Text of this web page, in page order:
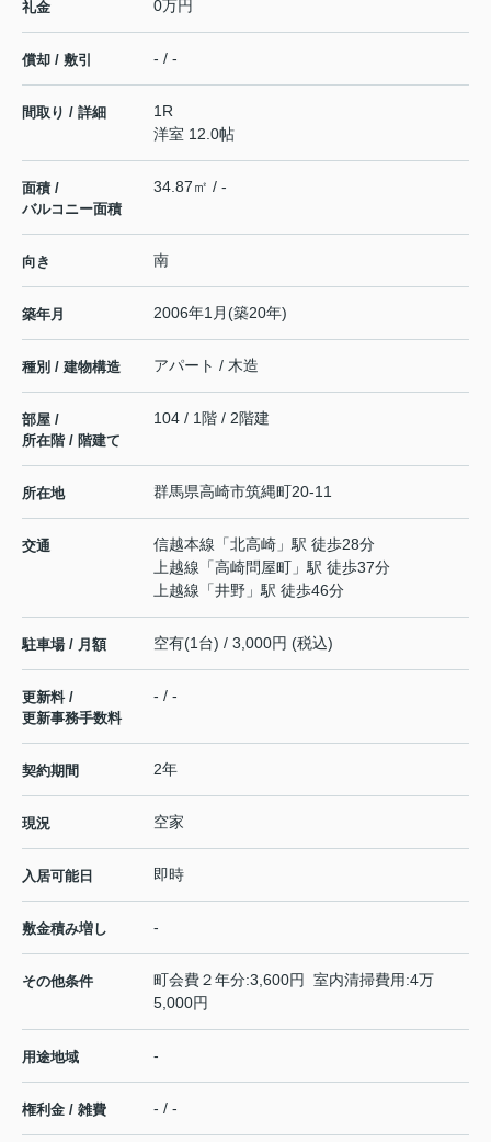
礼金 0万円
償却 / 敷引 - / -
間取り / 詳細
1R
洋室 12.0帖
面積 /
バルコニー面積
34.87㎡ / -
向き 南
築年月 2006年1月(築20年)
種別 / 建物構造 アパート / 木造
部屋 /
所在階 / 階建て
104 / 1階 / 2階建
所在地 群馬県高崎市筑縄町20-11
交通 信越本線 「北高崎 」駅 徒歩28分
上越線 「高崎問屋町 」駅 徒歩37分
上越線 「井野 」駅 徒歩46分
駐車場 / 月額 空有(1台) / 3,000円 (税込)
更新料 /
更新事務手数料
- / -
契約期間 2年
現況 空家
入居可能日 即時
敷金積み増し -
その他条件
町会費２年分:3,600円 室内清掃費用:4万
5,000円
用途地域 -
権利金 / 雑費 - / -